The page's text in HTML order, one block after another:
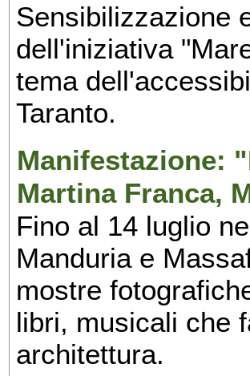
Sensibilizzazione
dell'iniziativa
tema
Taranto.
Manifestazione:
Martina Franca,
Fino al 14 luglio
Manduria e
mostre
libri, musicali che
architettura.